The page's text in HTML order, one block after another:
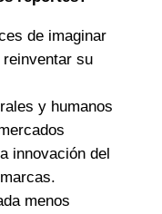
de imaginar
su
y humanos
innovación del
menos